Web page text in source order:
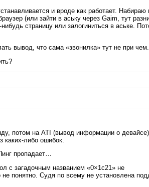
и вроде как работает. Набираю
(или зайти в аську через Gaim, тут
страницу или залогиниться в аське.
вывод, что сама «звонилка» тут не при чем.
потом на ATI (вывод информации о
каких-либо ошибок.
пропадает…
с загадочным названием «0×1c21» не
понятно. Судя по всему не установлена